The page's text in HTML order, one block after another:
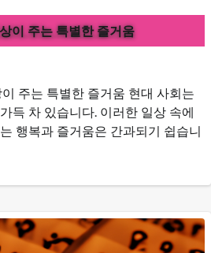
이 주는 특별한 즐거움
주는 특별한 즐거움 현대 사회는
득 차 있습니다. 이러한 일상 속에
행복과 즐거움은 간과되기 쉽습니